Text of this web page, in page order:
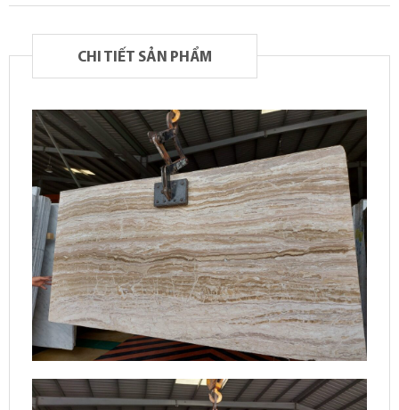
CHI TIẾT SẢN PHẨM